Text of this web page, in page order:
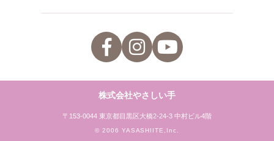
株式会社やさしい手
〒153-0044 東京都目黒区大橋2-24-3 中村ビル4階
© 2006 YASASHIITE,Inc.